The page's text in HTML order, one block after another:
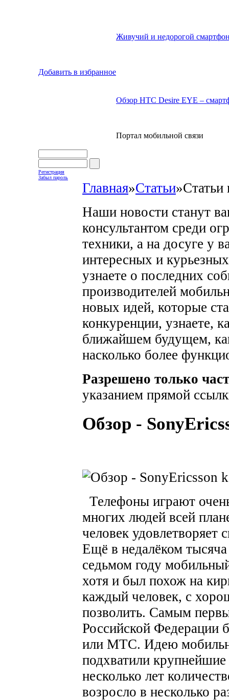
Добавить в избранное
Живучий и недорогой
Обзор HTC Desire EYE –
Портал мобильной связи
Регистрация
Забыл пароль
Главная»Статьи»Статьи
Наши новости станут
консультантом среди
техники, а на досуге у
интересных и
узнаете о последних
производителей
новых идей, которые
конкуренции, узнаете,
ближайшем будущем,
насколько более
Разрешено только
указанием прямой
Обзор -
Телефоны играют
многих людей всей
человек
Ещё в недалёком тысяча
седьмом году
хотя и был похож на
каждый человек, с
позволить. Самым
Российской
или МТС. Идею
подхватили
несколько лет
возросло в несколько